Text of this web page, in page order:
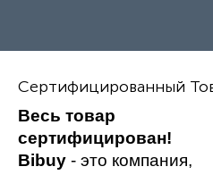
Сертифицированный
Весь товар
сертифицирован!
Bibuy - это компания,